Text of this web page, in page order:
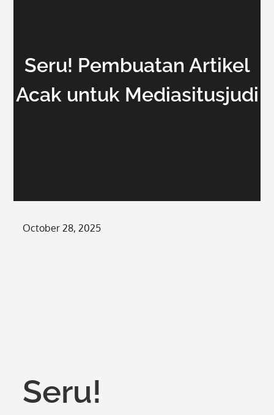
Seru! Pembuatan Artikel
Acak untuk Mediasitusjudi
Posted
October 28, 2025
Seru!